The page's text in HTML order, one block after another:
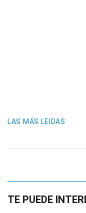
LAS MÁS LEIDAS
TE PUEDE